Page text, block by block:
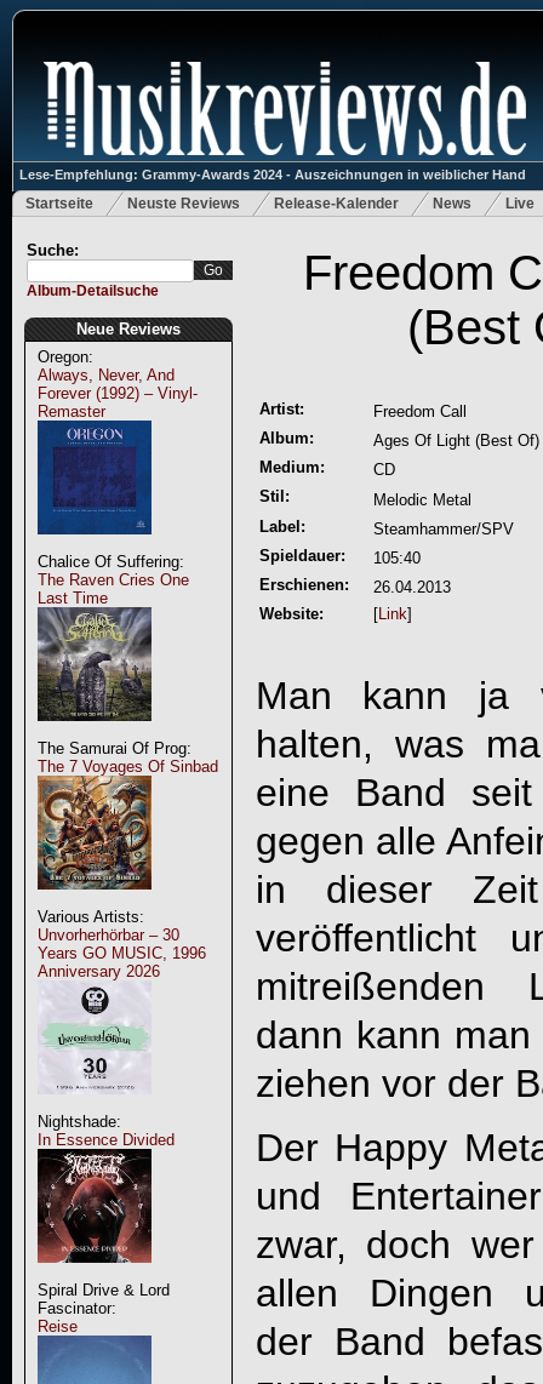
Lese-Empfehlung: Grammy-Awards 2024 - Auszeichnungen in weiblicher Hand
Startseite Neuste Reviews Release-Kalender News Live
Suche:
Album-Detailsuche
Neue Reviews
Oregon:
Always, Never, And
Forever (1992) – Vinyl-
Remaster
Chalice Of Suffering:
The Raven Cries One
Last Time
The Samurai Of Prog:
The 7 Voyages Of Sinbad
Various Artists:
Unvorherhörbar – 30
Years GO MUSIC, 1996
Anniversary 2026
Nightshade:
In Essence Divided
Spiral Drive & Lord
Fascinator:
Reise
Freedom
(Best
Artist:
Freedom Call
Album:
Ages Of Light (Best Of)
Medium:
CD
Stil:
Melodic Metal
Label:
Steamhammer/SPV
Spieldauer:
105:40
Erschienen:
26.04.2013
Website:
[Link]
Man kann
halten, was
eine Band
gegen alle
in dieser Zeit
veröffentlicht
mitreißenden
dann kann
ziehen vor der
Der Happy
und
zwar, doch
allen Dingen
der Band